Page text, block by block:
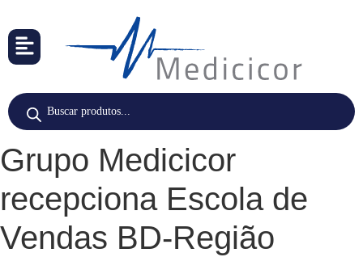
Grupo Medicicor
recepciona Escola de
Vendas BD-Região